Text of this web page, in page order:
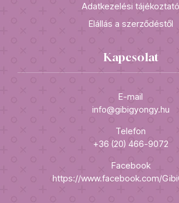
Adatkezelési tájékoztató
Elállás a szerződéstől
Kapcsolat
E-mail
info@gibigyongy.hu
Telefon
+36 (20) 466-9072
Facebook
https://www.facebook.com/